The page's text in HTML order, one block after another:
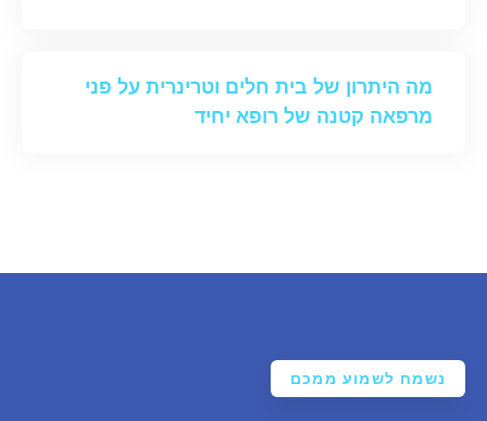
מה היתרון של בית חלים וטרינרית על פני
מרפאה קטנה של רופא יחיד
נשמח לשמוע ממכם